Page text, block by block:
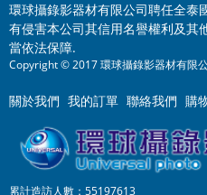
環球攝錄影器材有限公司聘任全泰
有侵害本公司其信用名譽權利及其
當依法保障.
Copyright © 2017 環球攝錄影器材有限
關於我們 我的訂單 聯絡我們 購
累計造訪人數：55197613